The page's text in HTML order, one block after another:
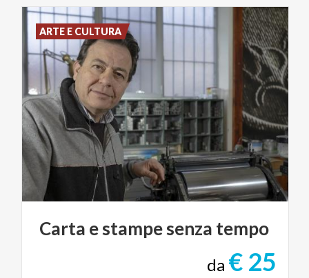
Carta estampesenza tempo
da € 25
ARTE E CULTURA